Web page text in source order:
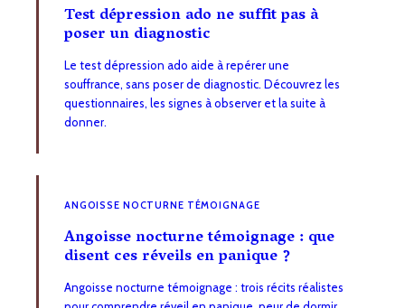
Test dépression ado ne suffit pas à
poser un diagnostic
Le test dépression ado aide à repérer une
souffrance, sans poser de diagnostic. Découvrez les
questionnaires, les signes à observer et la suite à
donner.
ANGOISSE NOCTURNE TÉMOIGNAGE
Angoisse nocturne témoignage : que
disent ces réveils en panique ?
Angoisse nocturne témoignage : trois récits réalistes